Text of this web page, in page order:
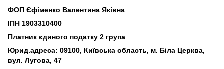
ФОП Єфіменко Валентина Яківна
ІПН 1903310400
Платник єдиного податку 2 група
Юрид.адреса: 09100, Київська область, м. Біла Церква,
вул. Лугова, 47